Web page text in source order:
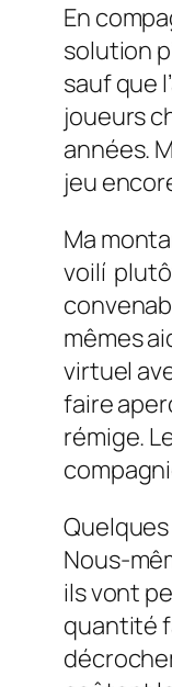
En
solution
sauf que
joueurs
années.
jeu
Ma
voilí
mêmes
virtuel
faire
rémige.
Nous-
ils vont
quantité